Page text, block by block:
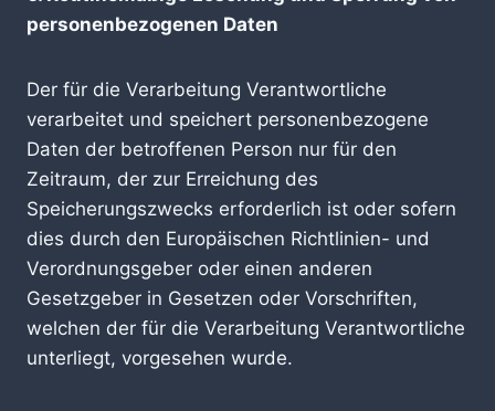
personenbezogenen Daten
Der für die Verarbeitung Verantwortliche
verarbeitet und speichert personenbezogene
Daten der betroffenen Person nur für den
Zeitraum, der zur Erreichung des
Speicherungszwecks erforderlich ist oder sofern
dies durch den Europäischen Richtlinien- und
Verordnungsgeber oder einen anderen
Gesetzgeber in Gesetzen oder Vorschriften,
welchen der für die Verarbeitung Verantwortliche
unterliegt, vorgesehen wurde.